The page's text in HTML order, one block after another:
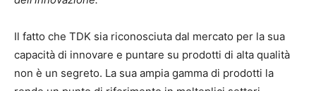
Il fatto che TDK sia riconosciuta dal mercato per la sua
capacità di innovare e puntare su prodotti di alta qualità
non è un segreto. La sua ampia gamma di prodotti la